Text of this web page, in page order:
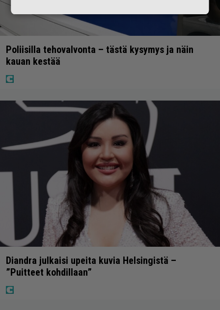
Poliisilla tehovalvonta – tästä kysymys ja näin
kauan kestää
Diandra julkaisi upeita kuvia Helsingistä –
”Puitteet kohdillaan”